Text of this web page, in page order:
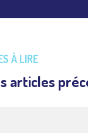
À LIRE
articles